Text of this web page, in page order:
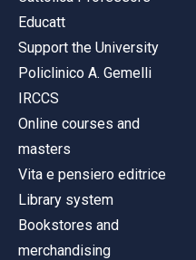
University
Courses of study
Research
Faculty and
ARE YOU AN ENROLLED STUDENT?
Educatt
Support the University
Policlinico A. Gemelli
IRCCS
Online courses and
masters
Vita e pensiero editrice
Library system
Bookstores and
merchandising